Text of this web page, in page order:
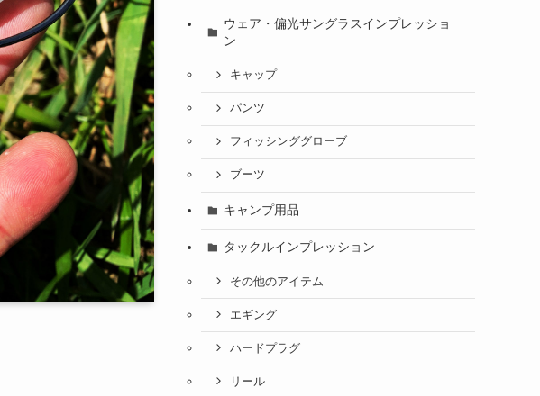
ウェア・偏光サングラスインプレッショ
ン
キャップ
パンツ
フィッシンググローブ
ブーツ
キャンプ用品
タックルインプレッション
その他のアイテム
エギング
ハードプラグ
リール